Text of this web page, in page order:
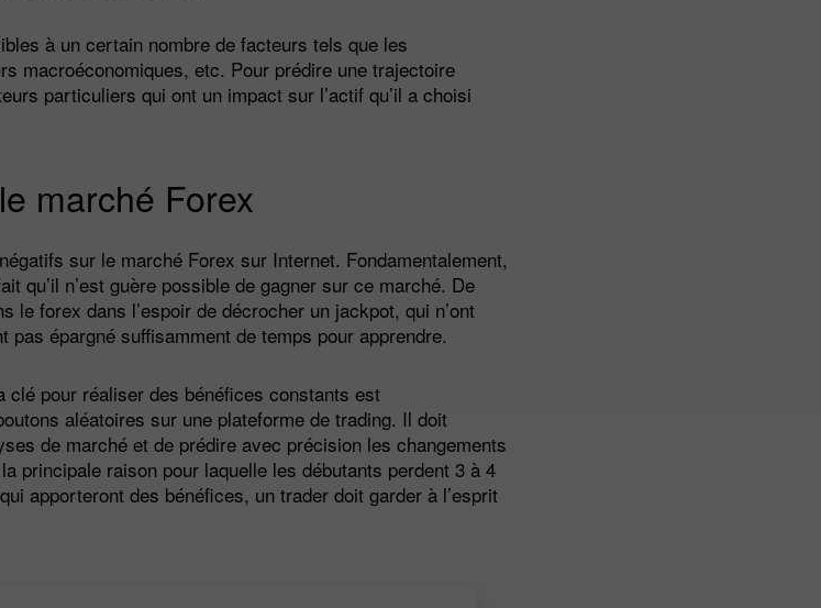
à un certain nombre de facteurs tels que les
macroéconomiques, etc. Pour prédire une trajectoire
particuliers qui ont un impact sur l’actif qu’il a choisi
marché Forex
sur le marché Forex sur Internet. Fondamentalement,
qu’il n’est guère possible de gagner sur ce marché. De
forex dans l’espoir de décrocher un jackpot, qui n’ont
épargné suffisamment de temps pour apprendre.
clé pour réaliser des bénéfices constants est
aléatoires sur une plateforme de trading. Il doit
de marché et de prédire avec précision les changements
principale raison pour laquelle les débutants perdent 3 à 4
apporteront des bénéfices, un trader doit garder à l’esprit